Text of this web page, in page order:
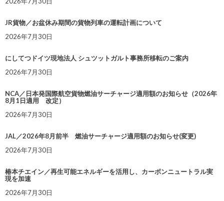
JR貨物／お盆休み期間の貨物列車の運転計画について
2026年7月30日
にしてつドイツ現地法人 シュツットガルト事務所移転のご案内
2026年7月30日
NCA／日本発国際航空貨物燃油サーチャージ適用額のお知らせ（2026年
8月1日適用 改定）
2026年7月30日
JAL／2026年8月前半 燃油サーチャージ適用額のお知らせ(変更)
2026年7月30日
椿本チエイン／再生可能エネルギーを活用し、カーボンニュートラル実
現を加速
2026年7月30日